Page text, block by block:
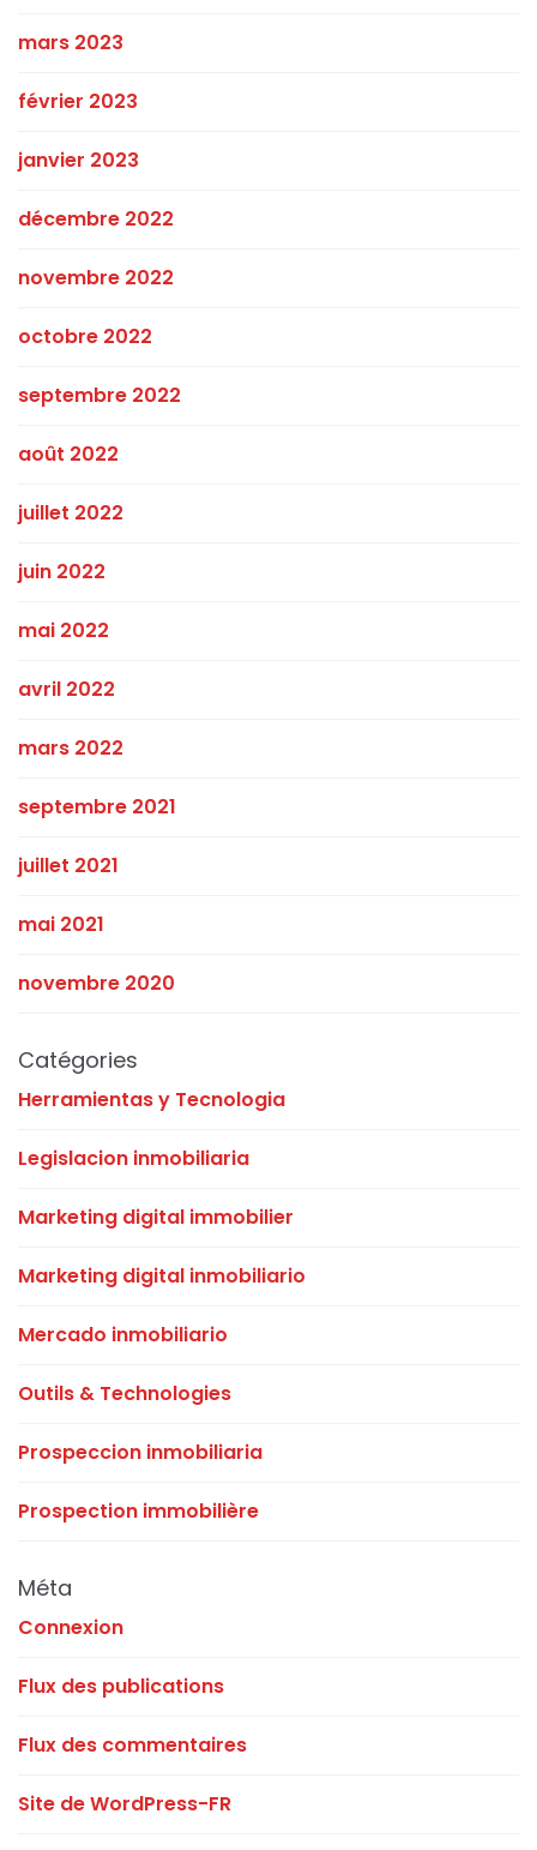
mars 2023
février 2023
janvier 2023
décembre 2022
novembre 2022
octobre 2022
septembre 2022
août 2022
juillet 2022
juin 2022
mai 2022
avril 2022
mars 2022
septembre 2021
juillet 2021
mai 2021
novembre 2020
Catégories
Herramientas y Tecnologia
Legislacion inmobiliaria
Marketing digital immobilier
Marketing digital inmobiliario
Mercado inmobiliario
Outils & Technologies
Prospeccion inmobiliaria
Prospection immobilière
Méta
Connexion
Flux des publications
Flux des commentaires
Site de WordPress-FR